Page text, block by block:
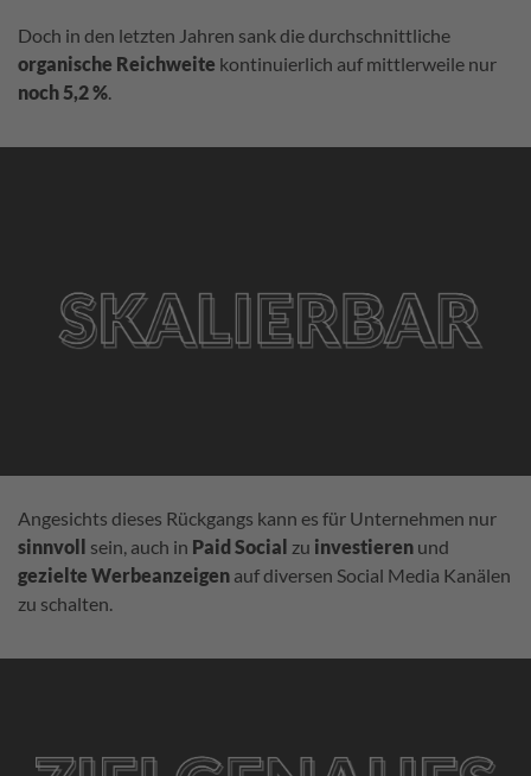
Doch in den letzten Jahren sank die durchschnittliche
organische Reichweite kontinuierlich auf mittlerweile nur
noch 5,2 %.
Angesichts dieses Rückgangs kann es für Unternehmen nur
sinnvoll sein, auch in Paid Social zu investieren und
gezielte Werbeanzeigen auf diversen Social Media Kanälen
zu schalten.